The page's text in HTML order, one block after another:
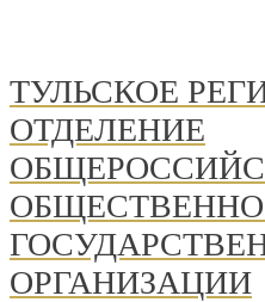
ТУЛЬСКОЕ
ОТДЕЛЕНИЕ
ОРГАНИЗАЦИИ